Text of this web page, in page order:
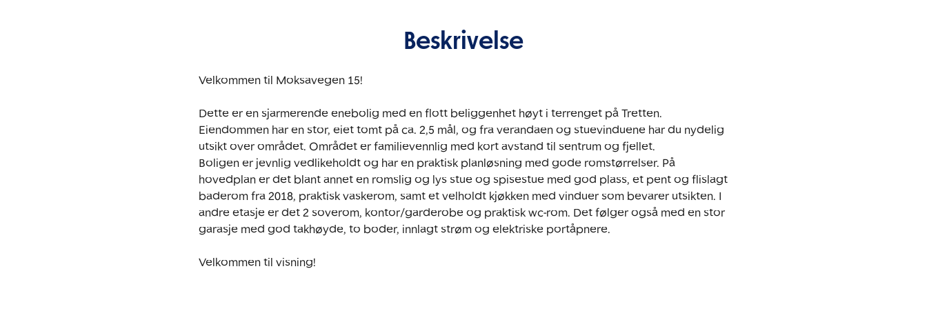
Beskrivelse
Velkommen til Moksavegen 15!
Dette er en sjarmerende enebolig med en flott beliggenhet høyt i terrenget på Tretten.
Eiendommen har en stor, eiet tomt på ca. 2,5 mål, og fra verandaen og stuevinduene har du nydelig
utsikt over området. Området er familievennlig med kort avstand til sentrum og fjellet.
Boligen er jevnlig vedlikeholdt og har en praktisk planløsning med gode romstørrelser. På
hovedplan er det blant annet en romslig og lys stue og spisestue med god plass, et pent og flislagt
baderom fra 2018, praktisk vaskerom, samt et velholdt kjøkken med vinduer som bevarer utsikten. I
andre etasje er det 2 soverom, kontor/garderobe og praktisk wc-rom. Det følger også med en stor
garasje med god takhøyde, to boder, innlagt strøm og elektriske portåpnere.
Velkommen til visning!